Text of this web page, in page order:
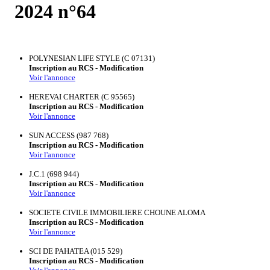
2024 n°64
POLYNESIAN LIFE STYLE (C 07131)
Inscription au RCS - Modification
Voir l'annonce
HEREVAI CHARTER (C 95565)
Inscription au RCS - Modification
Voir l'annonce
SUN ACCESS (987 768)
Inscription au RCS - Modification
Voir l'annonce
J.C.1 (698 944)
Inscription au RCS - Modification
Voir l'annonce
SOCIETE CIVILE IMMOBILIERE CHOUNE ALOMA
Inscription au RCS - Modification
Voir l'annonce
SCI DE PAHATEA (015 529)
Inscription au RCS - Modification